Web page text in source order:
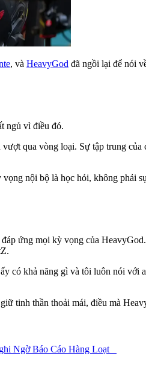
, và HeavyGod đã ngồi lại để nói
ngủ vì điều đó.
qua vòng loại. Sự tập trung
nội bộ là học hỏi, không phải
đáp ứng mọi kỳ vọng của
có khả năng gì và tôi luôn nói với
tinh thần thoải mái, điều mà
Ngờ Báo Cáo Hàng Loạt